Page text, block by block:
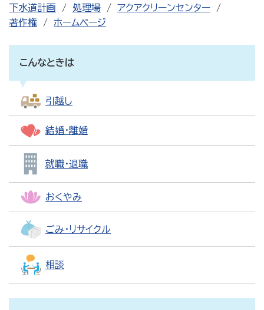
下水道計画
処理場
アクアクリーンセンター
著作権
ホームページ
こんなときは
引越し
結婚・離婚
就職・退職
おくやみ
ごみ・リサイクル
相談